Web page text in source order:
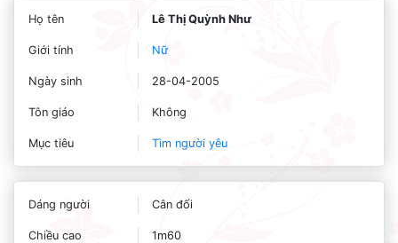
Họ tên Lê Thị Quỳnh Như
Giới tính Nữ
Ngày sinh 28-04-2005
Tôn giáo Không
Mục tiêu Tìm người yêu
Dáng người Cân đối
Chiều cao 1m60